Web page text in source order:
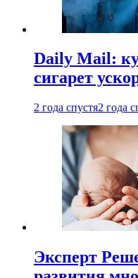
Daily Mail:
сигарет
2 года спустя2 года
Эксперт